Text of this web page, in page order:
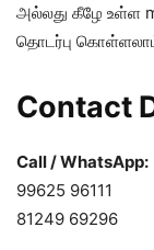
அல்லது கீழே உள்ள
தொடர்பு
Contact
Call / WhatsApp:
99625 96111
81249 69296